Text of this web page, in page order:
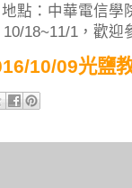
點：中華電信學
18~11/1，歡迎
10/09光鹽